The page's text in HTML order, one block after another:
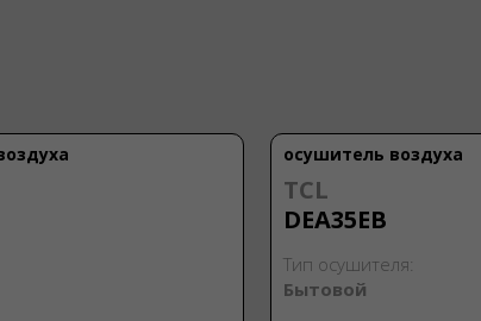
осушитель воздуха
TCL
DEA35EB
Тип осушителя:
Бытовой